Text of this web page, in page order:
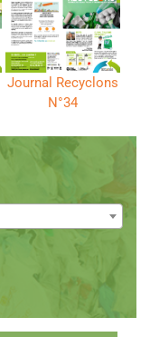
Journal Recyclons
N°34